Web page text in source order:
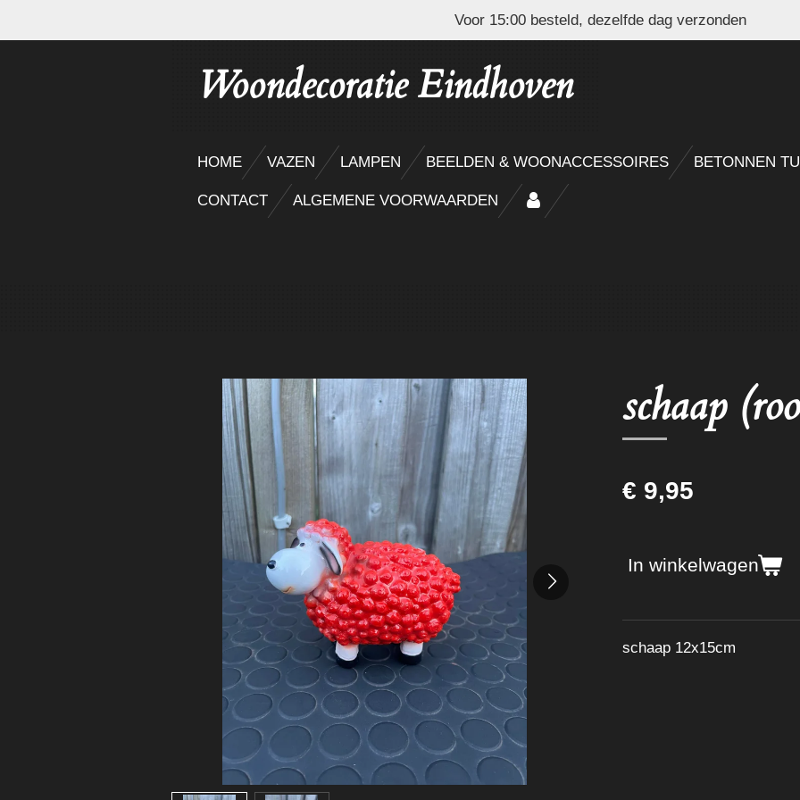
direct
Voor 15:00 besteld, dezelfde dag verzonden
Woondecoratie Eindhoven
HOME VAZEN LAMPEN BEELDEN & WOONACCESSOIRES BETONNEN
CONTACT ALGEMENE VOORWAARDEN
schaap
€ 9,95
In winkelwagen
schaap 12x15cm